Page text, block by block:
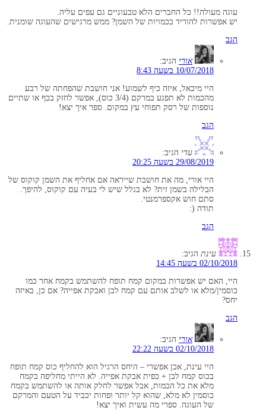
עוגה מעולה!! כל החברים הלא טבעוניים גם עפים עליה.
יש אפשרות להוריד בכמויות של השמן? ממש מרגישים שהעוגה שומנית.
הגב
אורי הגיב:
10/07/2018 בשעה 8:43
היי מיכאל, איזה כיף לשמוע! אני חושבת שהפחתה של רבע
מהכמות לא תפגע במרקם (3/4 כוס), אפשר לחזק בכף או שתיים
נוספות של רסק תפוחי עץ במקום. ספר איך יצא!
הגב
עדי הגיב:
29/08/2019 בשעה 20:25
היי אורי, מה את חושבת שייראה אם אחליף את השמן קוקוס של
הבלילה בשמן זית? לא בגלל שיש לי בעיה עם קוקוס, להיפך.
סתם חוש אקספרמנטי.
תודה (:
הגב
עינת הגיב:
02/10/2018 בשעה 14:45
היי, האם יש אפשרות במקום קמח תופח להשתמש בקמח אחר כמו
כוסמין/מלא או לשלב אותם עם קמח לבן ואבקת אפייה? אם כן, באיזה
יחס?
הגב
אורי הגיב:
02/10/2018 בשעה 22:22
היי עינת, אכן אפשרי – היחס הרגיל הוא להחליף כוס קמח תופח
בכוס קמח לבן + כפית אבקת אפייה. לא הייתי מחליפה בקמח
מלא את כל הכמות, אבל אפשר לחלק אותה או להשתמש בקמח
כוסמין לא מלא, שהוא קל יותר ופחות יכביד על הטעם והמרקם
של העוגה. ספרי מה עשית ואיך יצא!